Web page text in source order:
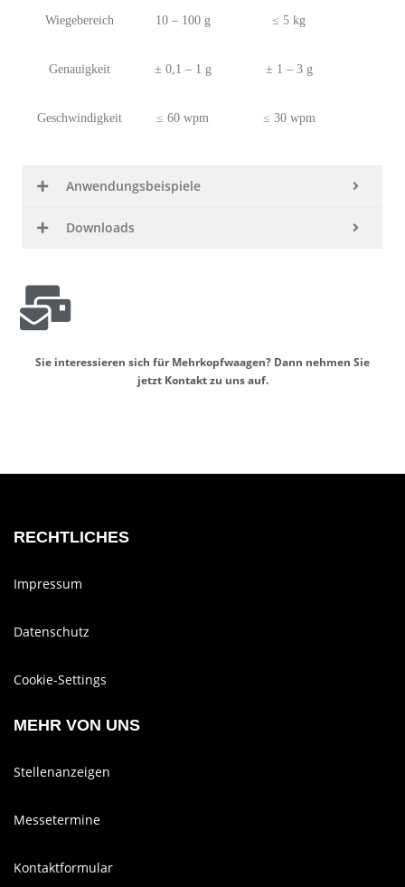
Wiegebereich 10 – 100 g ≤ 5 kg
Genauigkeit ± 0,1 – 1 g ± 1 – 3 g
Geschwindigkeit ≤ 60 wpm ≤ 30 wpm
Anwen­dungs­bei­spiele
Down­loads
Sie inter­es­sieren sich für Mehr­kopf­waagen? Dann nehmen Sie
jetzt Kontakt zu uns auf.
RECHTLICHES
Impressum
Datenschutz
Cookie-Settings
MEHR VON UNS
Stellenanzeigen
Messetermine
Kontaktformular